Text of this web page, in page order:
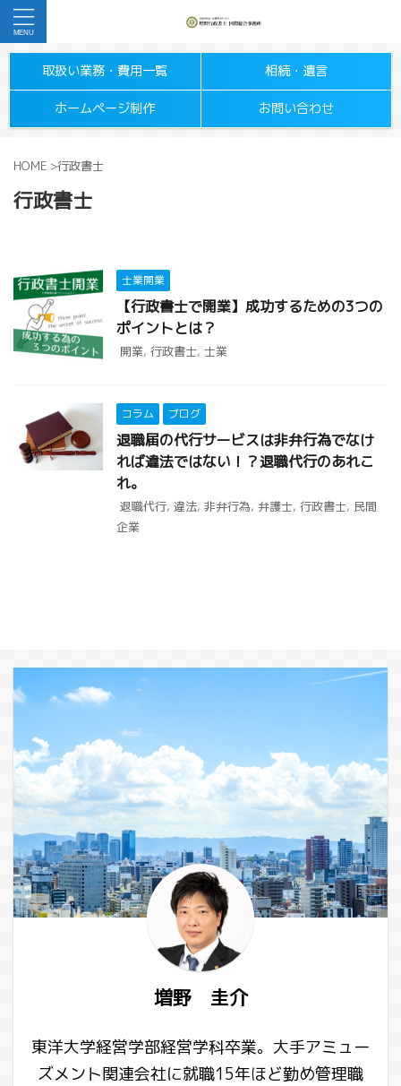
取扱い業務・費用一覧 相続・遺言
ホームページ制作 お問い合わせ
HOME >行政書士
行政書士
士業開業
【行政書士で開業】成功するための3つの
ポイントとは？
開業, 行政書士, 士業
コラム ブログ
退職届の代行サービスは非弁行為でなけ
れば違法ではない！？退職代行のあれこ
れ。
退職代行, 違法, 非弁行為, 弁護士, 行政書士, 民間
企業
増野 圭介
東洋大学経営学部経営学科卒業。大手アミュー
ズメント関連会社に就職15年ほど勤め管理職